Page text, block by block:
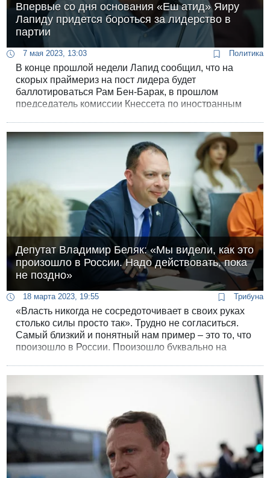
Впервые со дня основания «Еш атид» Яиру
Лапиду придется бороться за лидерство в
партии
7 мая 2023, 13:03 Политика
В конце прошлой недели Лапид сообщил, что на
скорых праймериз на пост лидера будет
баллотироваться Рам Бен-Барак, в прошлом
председатель комиссии Кнессета по иностранным
Депутат Владимир Беляк: «Мы видели, как это
произошло в России. Надо действовать, пока
не поздно»
18 марта 2023, 19:55 Трибуна
«Власть никогда не сосредоточивает в своих руках
столько силы просто так». Трудно не согласиться.
Самый близкий и понятный нам пример – это то, что
произошло в России. Произошло буквально на
страну, где людей арестовывают за пустой белый
в соцсетях.